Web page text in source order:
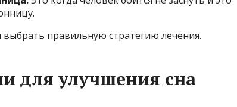
правильную стратегию лечения.
для улучшения сна